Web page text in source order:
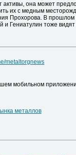
она может
их с медным
Прохорова. В
и Гениатулин тоже
metaltorgnews
мобильном
металлов